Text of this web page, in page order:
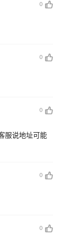
0
0
0
服说地址可能
0
0